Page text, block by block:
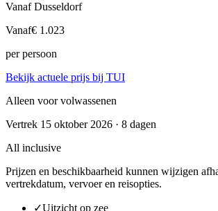
Vanaf Dusseldorf
Vanaf€ 1.023
per persoon
Bekijk actuele prijs bij TUI
Alleen voor volwassenen
Vertrek 15 oktober 2026 · 8 dagen
All inclusive
Prijzen en beschikbaarheid kunnen wijzigen
vertrekdatum, vervoer en reisopties.
✓Uitzicht op zee